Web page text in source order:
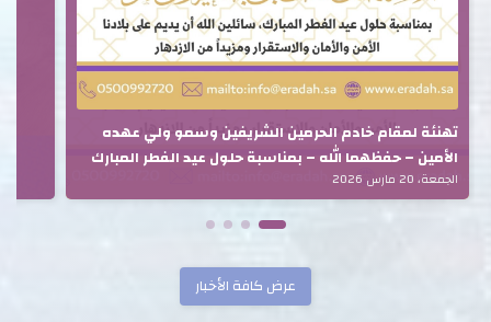
تهنئة لمقام خادم الحرمين الشريفين وسمو ولي عهده
الأمين – حفظهما الله – بمناسبة حلول عيد الفطر المبارك
الجمعة، 20 مارس 2026
عرض كافة الأخبار